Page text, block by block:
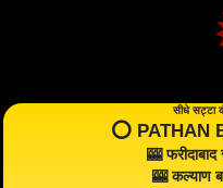
सीधे सट्टा
⭕️ PATHAN
🎰
🎰 कल्याण